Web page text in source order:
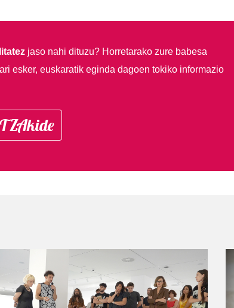
jaso nahi dituzu? Horretarako zure babesa
esker, euskaratik eginda dagoen tokiko informazio